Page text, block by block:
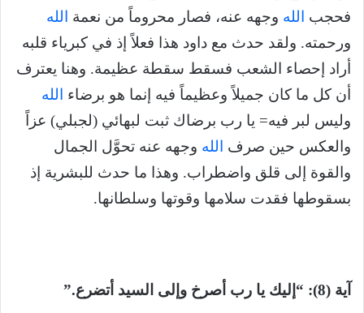
فحجب
الله وجهه عنه، فصار محروماً من نعمة
الله
ورحمته. ولقد حدث مع داود هذا فعلاً إذ في كبرياء قلبه
أراد إحصاء الشعب فسقط سقطة عظيمة. وهنا يعترف
أن كل ما كان جميلاً وعظيماً فيه إنما هو برضاء
الله
وليس لبر فيه= يا رب برضاك ثبت لبهائي (لجبلي) عزاً
والعكس حين صرف
الله وجهه عنه تحوَّل الجمال
والقوة إلى قلق واضطراب. وهذا ما حدث للبشرية إذ
بسقوطها فقدت سلامها وقوتها وسلطانها.
آية (8): “إليك يا رب أصرخ وإلى السيد أتضرع.”